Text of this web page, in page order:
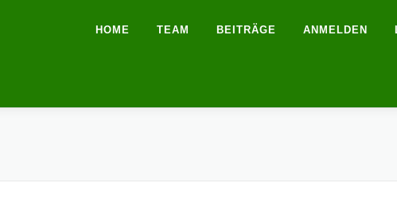
HOME TEAM BEITRÄGE ANMELDEN